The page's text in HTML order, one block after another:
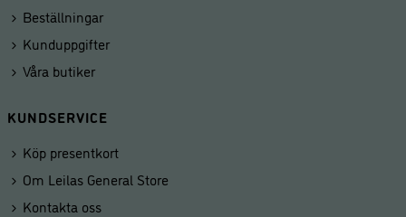
Beställningar
Kunduppgifter
Våra butiker
KUNDSERVICE
Köp presentkort
Om Leilas General Store
Kontakta oss